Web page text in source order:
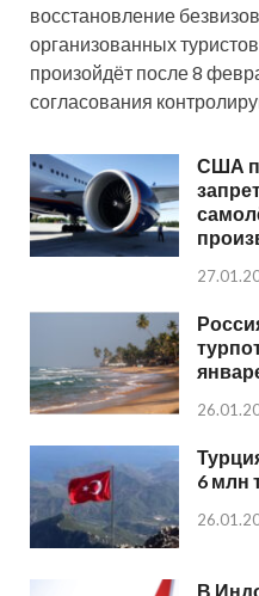
восстановление
организованных
произойдёт после 8
согласования
США
6 млн
В